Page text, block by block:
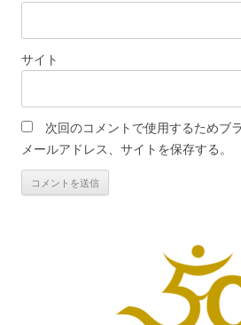
サイト
次回のコメントで使用するためブ
メールアドレス、サイトを保存する。